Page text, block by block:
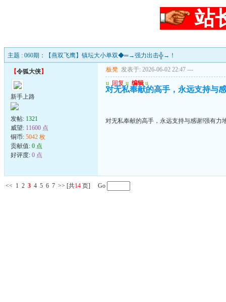
站
主题 : 060期：【燕双飞鹰】镇坛大小单双◆═→强力出击╬→！
【令狐大侠】
新手上路
发帖: 1321
威望: 11600 点
铜币: 5042 枚
贡献值: 0 点
好评度: 0 点
板凳 发表于: 2026-06-02 22:47 ---
u 回复 u 编辑 u
对无私奉献的高手，永远支持与
对无私奉献的高手，永远支持与感谢!强有力
<< 1 2 3 4 5 6 7 >> [共14 页] Go